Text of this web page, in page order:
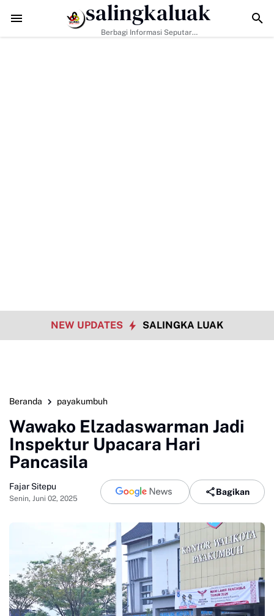
Hadapi Tantangan Era Digital, Arisal Aziz Ajak Masyarakat Perkuat
salingkaluak
Berbagi Informasi Seputar
NEW UPDATES SALINGKA LUAK
Beranda payakumbuh
Wawako Elzadaswarman Jadi
Inspektur Upacara Hari
Pancasila
Fajar Sitepu
Senin, Juni 02, 2025
Bagikan